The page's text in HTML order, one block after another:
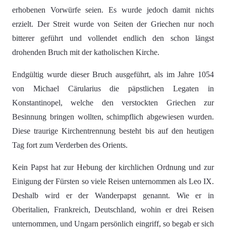
erhobenen Vorwürfe seien. Es wurde jedoch damit nichts
erzielt. Der Streit wurde von Seiten der Griechen nur noch
bitterer geführt und vollendet endlich den schon längst
drohenden Bruch mit der katholischen Kirche.
Endgültig wurde dieser Bruch ausgeführt, als im Jahre 1054
von Michael Cärularius die päpstlichen Legaten in
Konstantinopel, welche den verstockten Griechen zur
Besinnung bringen wollten, schimpflich abgewiesen wurden.
Diese traurige Kirchentrennung besteht bis auf den heutigen
Tag fort zum Verderben des Orients.
Kein Papst hat zur Hebung der kirchlichen Ordnung und zur
Einigung der Fürsten so viele Reisen unternommen als Leo IX.
Deshalb wird er der Wanderpapst genannt. Wie er in
Oberitalien, Frankreich, Deutschland, wohin er drei Reisen
unternommen, und Ungarn persönlich eingriff, so begab er sich